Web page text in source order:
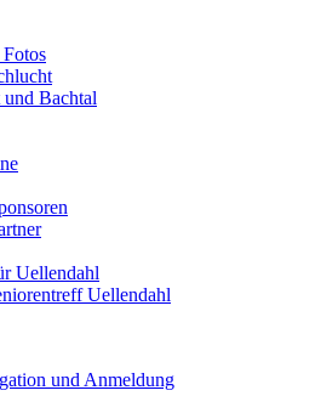
und Bachtal
Uellendahl
Uellendahl
und Anmeldung